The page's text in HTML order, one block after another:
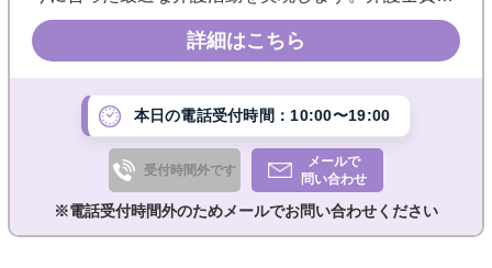
にも柔軟に応じます。丁寧に説明しますので、まずは
お気軽にご相談ください。◎当日相談可能 ◎後払
い・分割払いOK ◎完全個室
詳細はこちら
本日の電話受付時間：10:00〜19:00
受付時間外です
メールで
問い合わせ
※電話受付時間外のためメールでお問い合わせください